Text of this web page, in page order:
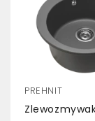
PREHNIT